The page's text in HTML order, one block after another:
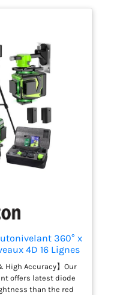
360° x
4D 16 Lignes
ExtéRieur, 2 x
Automatique,
High Accuracy】Our
offers latest diode
than the red